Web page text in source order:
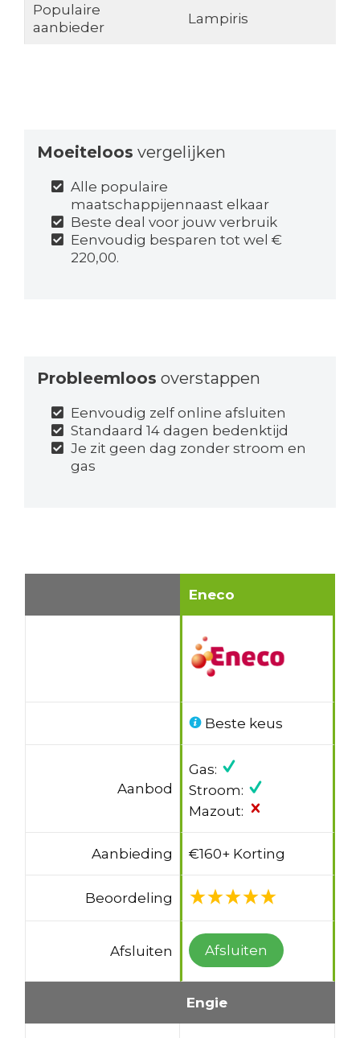
Populaire
aanbieder
Lampiris
Moeiteloos vergelijken
Alle populaire
maatschappijennaast elkaar
Beste deal voor jouw verbruik
Eenvoudig besparen tot wel €
220,00.
Probleemloos overstappen
Eenvoudig zelf online afsluiten
Standaard 14 dagen bedenktijd
Je zit geen dag zonder stroom en
gas
Eneco
Beste keus
Aanbod
Gas:
Stroom:
Mazout:
Aanbieding €160+ Korting
Beoordeling
Afsluiten Afsluiten
Engie